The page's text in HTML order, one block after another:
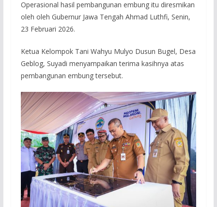
Operasional hasil pembangunan embung itu diresmikan
oleh oleh Gubernur Jawa Tengah Ahmad Luthfi, Senin,
23 Februari 2026.
Ketua Kelompok Tani Wahyu Mulyo Dusun Bugel, Desa
Geblog, Suyadi menyampaikan terima kasihnya atas
pembangunan embung tersebut.